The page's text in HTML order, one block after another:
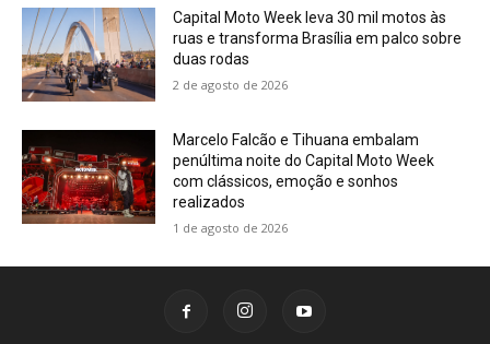
Capital Moto Week leva 30 mil motos às
ruas e transforma Brasília em palco sobre
duas rodas
2 de agosto de 2026
Marcelo Falcão e Tihuana embalam
penúltima noite do Capital Moto Week
com clássicos, emoção e sonhos
realizados
1 de agosto de 2026